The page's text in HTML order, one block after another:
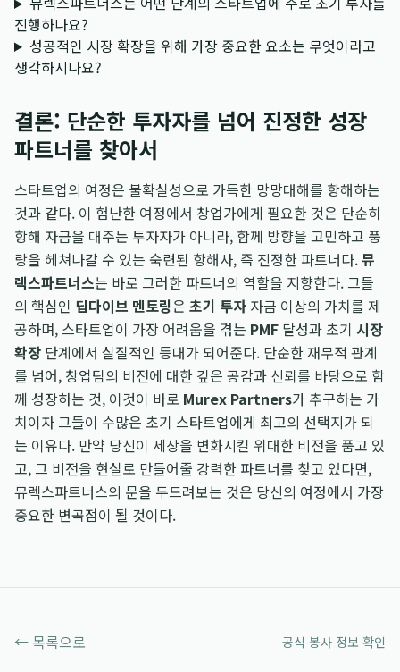
진행하나요?
성공적인 시장 확장을 위해 가장 중요한 요소는 무엇이라고
생각하시나요?
결론: 단순한 투자자를 넘어 진정한 성장
파트너를 찾아서
스타트업의 여정은 불확실성으로 가득한 망망대해를 항해하는
것과 같다. 이 험난한 여정에서 창업가에게 필요한 것은 단순히
항해 자금을 대주는 투자자가 아니라, 함께 방향을 고민하고 풍
랑을 헤쳐나갈 수 있는 숙련된 항해사, 즉 진정한 파트너다.뮤
렉스파트너스는 바로 그러한 파트너의 역할을 지향한다. 그들
의 핵심인 딥다이브 멘토링은 초기 투자 자금 이상의 가치를 제
공하며, 스타트업이 가장 어려움을 겪는 PMF 달성과 초기 시장
확장 단계에서 실질적인 등대가 되어준다. 단순한 재무적 관계
를 넘어, 창업팀의 비전에 대한 깊은 공감과 신뢰를 바탕으로 함
께 성장하는 것, 이것이 바로 Murex Partners가 추구하는 가
치이자 그들이 수많은 초기 스타트업에게 최고의 선택지가 되
는 이유다. 만약 당신이 세상을 변화시킬 위대한 비전을 품고 있
고, 그 비전을 현실로 만들어줄 강력한 파트너를 찾고 있다면,
뮤렉스파트너스의 문을 두드려보는 것은 당신의 여정에서 가장
중요한 변곡점이 될 것이다.
← 목록으로 공식 봉사 정보 확인